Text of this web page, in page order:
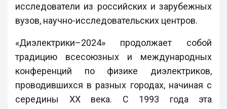
исследователи из российских и зарубежных
вузов, научно-исследовательских центров.
«Диэлектрики–2024» продолжает собой
традицию всесоюзных и международных
конференций по физике диэлектриков,
проводившихся в разных городах, начиная с
середины XX века. С 1993 года эта